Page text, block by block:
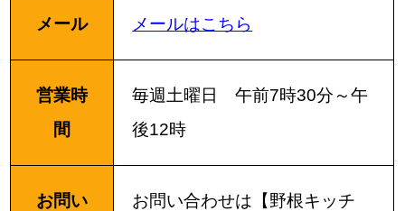
メール メールはこちら
営業時
間
毎週土曜日 午前7時30分～午
後12時
お問い
お問い合わせは【野根キッチ